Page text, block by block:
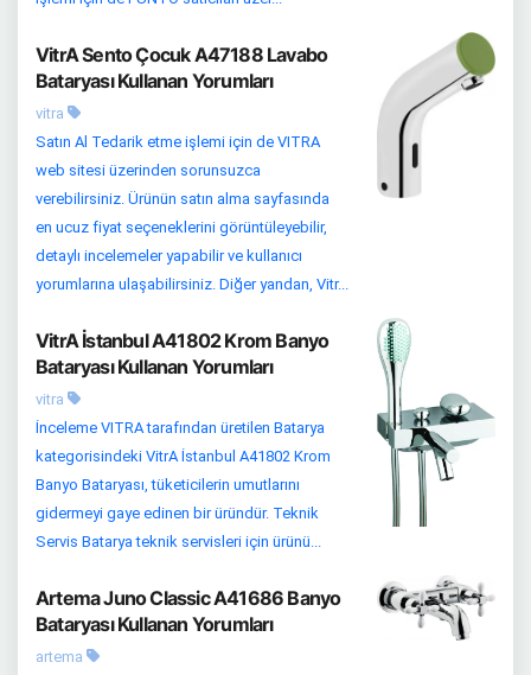
VitrA Sento Çocuk A47188 Lavabo
Bataryası Kullanan Yorumları
vitra
Satın Al Tedarik etme işlemi için de VITRA
web sitesi üzerinden sorunsuzca
verebilirsiniz. Ürünün satın alma sayfasında
en ucuz fiyat seçeneklerini görüntüleyebilir,
detaylı incelemeler yapabilir ve kullanıcı
yorumlarına ulaşabilirsiniz. Diğer yandan, Vitr...
VitrA İstanbul A41802 Krom Banyo
Bataryası Kullanan Yorumları
vitra
İnceleme VITRA tarafından üretilen Batarya
kategorisindeki VitrA İstanbul A41802 Krom
Banyo Bataryası, tüketicilerin umutlarını
gidermeyi gaye edinen bir üründür. Teknik
Servis Batarya teknik servisleri için ürünü...
Artema Juno Classic A41686 Banyo
Bataryası Kullanan Yorumları
artema